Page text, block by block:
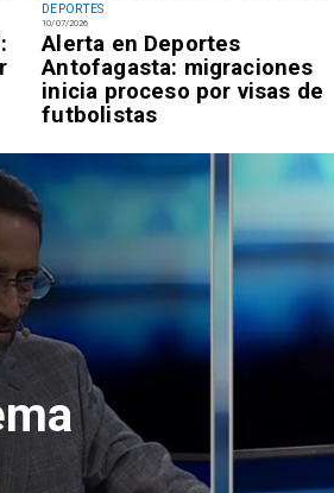
DEPORTES
10/07/2026
Alerta en Deportes
Antofagasta: migraciones
inicia proceso por visas de
futbolistas